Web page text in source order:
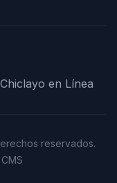
Chiclayo en Línea
reservados.